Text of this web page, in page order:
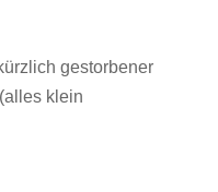
gestorbener
klein